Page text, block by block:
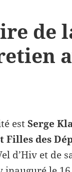
de
estSerge
Filles des
d’Hiv et de